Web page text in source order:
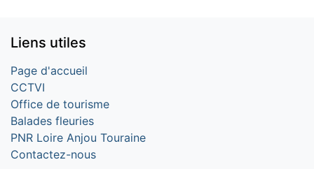
Liens utiles
Page d'accueil
CCTVI
Office de tourisme
Balades fleuries
PNR Loire Anjou Touraine
Contactez-nous